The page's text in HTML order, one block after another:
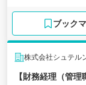
ブック
株式会社シュテル
【財務経理（管